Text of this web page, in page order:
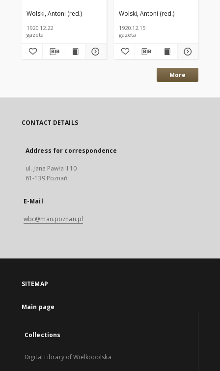
1920.12.22 R.24 Nr294
Wolski, Antoni (red.)
1920.12.22
gazeta
1920.12.15 R.24 Nr288
Wolski, Antoni (red.)
1920.12.15
gazeta
More
CONTACT DETAILS
Address for correspondence
ul. Jana Pawła II 10
61-139 Poznań
E-Mail
wbc@man.poznan.pl
SITEMAP
Main page
Collections
Digital Library of Wielkopolska